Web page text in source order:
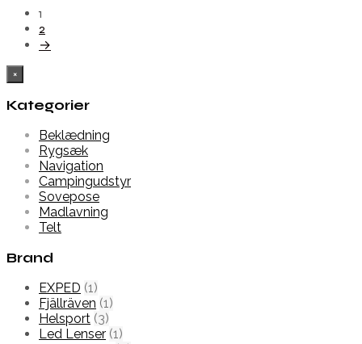
1
2
→
×
Kategorier
Beklædning
Rygsæk
Navigation
Campingudstyr
Sovepose
Madlavning
Telt
Brand
EXPED (1)
Fjällräven (1)
Helsport (3)
Led Lenser (1)